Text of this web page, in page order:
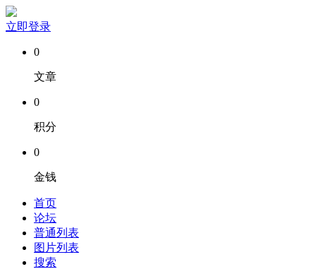
立即登录
0
文章
0
积分
0
金钱
首页
论坛
普通列表
图片列表
搜索